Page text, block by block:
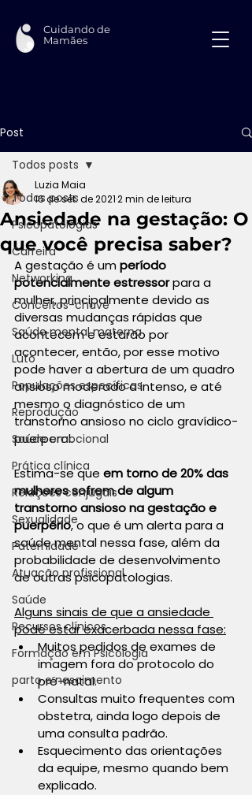
Cuidando de
Mamães
Post
Todos posts
Psicopatologias
Carreira
Networking
Conceitos-chave
Saúde mental materna
Luto
Populações específicas
Reprodução
Saúde emocional
Prática clínica
Relações conjugais
Sexualidade
Paternidade
Atuação profissional
Saúde
Recursos clínicos
Formação em Psicologia
parto e nascimento
Todos posts
Ansiedade na gestação: O
que você precisa saber?
Luzia Maia
16 de set. de 20212 min de leitura
A gestação é um período
potencialmente estressor para a
mulher, principalmente devido as
diversas mudanças rápidas que
acontecem e estarão por
acontecer, então, por esse motivo
pode haver a abertura de um quadro
ansioso moderado a intenso, e até
mesmo o diagnóstico de um
transtorno ansioso no ciclo gravídico-
puerperal.
Estima-se que em torno de 20% das
mulheres sofrem de algum
transtorno ansioso na gestação e
puerpério, o que é um alerta para a
saúde mental nessa fase, além da
probabilidade de desenvolvimento
de outras psicopatologias.
Alguns sinais de que a ansiedade
pode estar exacerbada nessa fase:
Muitos pedidos de exames de
imagem fora do protocolo do
pré-natal.
Consultas muito frequentes com
obstetra, ainda logo depois de
uma consulta padrão.
Esquecimento das orientações
da equipe, mesmo quando bem
explicado.